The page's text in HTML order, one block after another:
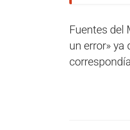
Fuentes del
un error»